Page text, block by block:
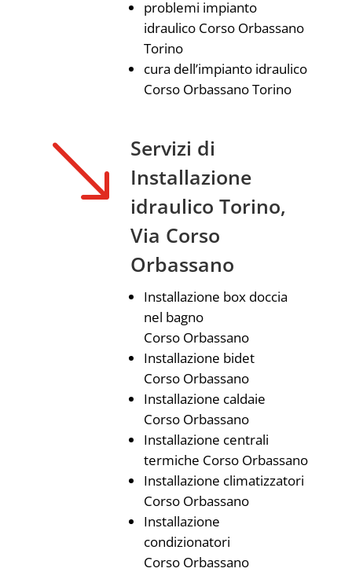
problemi impianto
idraulico Corso Orbassano
Torino
cura dell’impianto idraulico
Corso Orbassano Torino
'
Servizi di
Installazione
idraulico Torino,
Via Corso
Orbassano
Installazione box doccia
nel bagno
Corso Orbassano
Installazione bidet
Corso Orbassano
Installazione caldaie
Corso Orbassano
Installazione centrali
termiche Corso Orbassano
Installazione climatizzatori
Corso Orbassano
Installazione
condizionatori
Corso Orbassano